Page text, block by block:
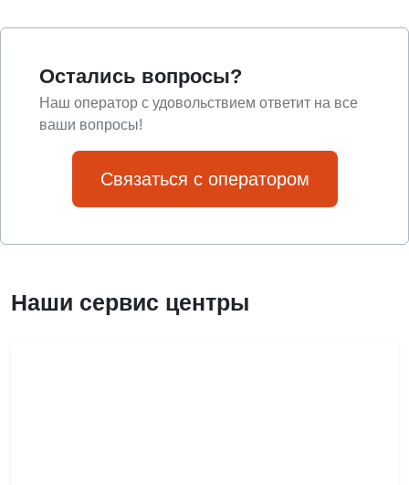
Остались вопросы?
Наш оператор с удовольствием ответит на все
ваши вопросы!
Связаться с оператором
Наши сервис центры